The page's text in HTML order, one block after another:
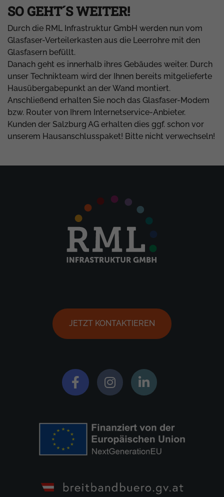
SO GEHT´S WEITER!
Durch die RML Infrastruktur GmbH werden nun vom
Glasfaser-Verteilerkasten aus die Leerrohre mit den
Glasfasern befüllt.
Danach geht es innerhalb ihres Gebäudes weiter. Durch
unser Technikteam wird der Ihnen bereits mitgelieferte
Hausübergabepunkt an der Wand montiert.
Anschließend erhalten Sie noch das Glasfaser-Modem
bzw. Router von Ihrem Internetservice-Anbieter.
Kunden der Salzburg AG erhalten dies ggf. schon vor
unserem Hausanschlusspaket! Bitte nicht verwechseln!
JETZT KONTAKTIEREN